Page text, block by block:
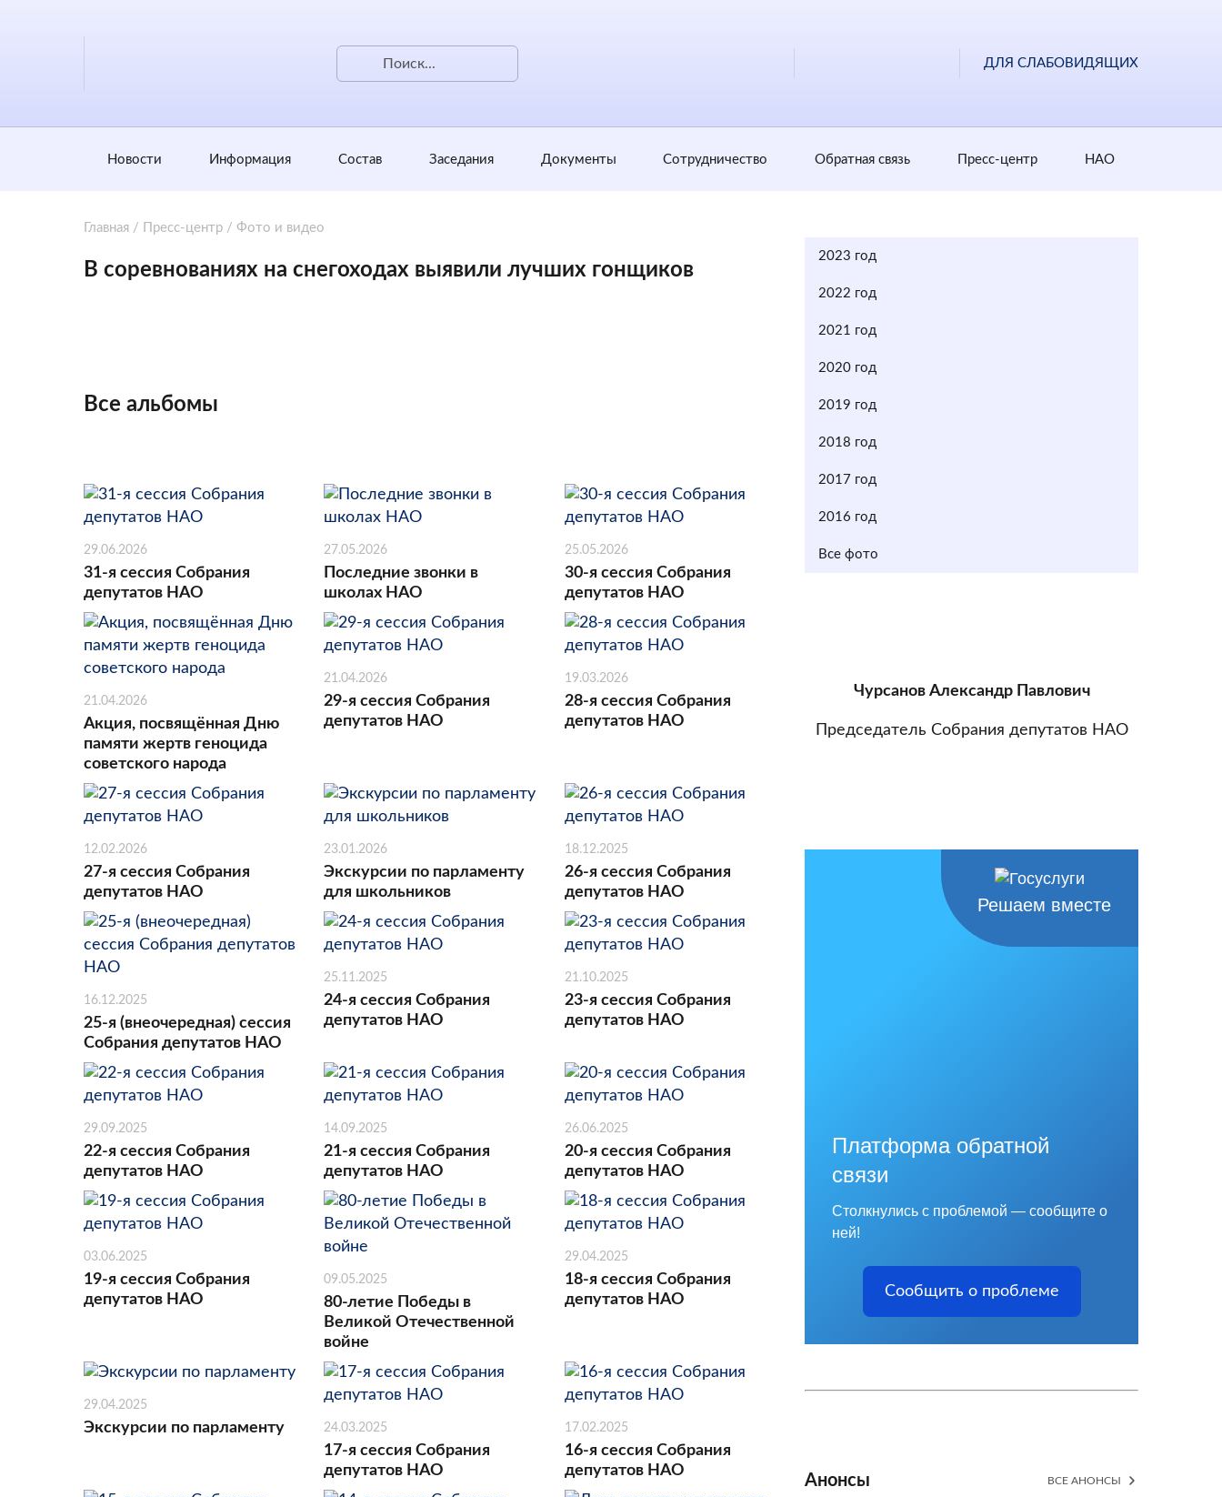
ДЛЯ СЛАБОВИДЯЩИХ
Новости Информация Состав Заседания Документы Сотрудничество Обратная cвязь Пресс-центр НАО
Главная / Пресс-центр / Фото и видео
В соревнованиях на снегоходах выявили лучших гонщиков
Все альбомы
29.06.2026
31-я сессия Собрания
депутатов НАО
27.05.2026
Последние звонки в
школах НАО
25.05.2026
30-я сессия Собрания
депутатов НАО
21.04.2026
Акция, посвящённая Дню
памяти жертв геноцида
советского народа
21.04.2026
29-я сессия Собрания
депутатов НАО
19.03.2026
28-я сессия Собрания
депутатов НАО
12.02.2026
27-я сессия Собрания
депутатов НАО
23.01.2026
Экскурсии по парламенту
для школьников
18.12.2025
26-я сессия Собрания
депутатов НАО
16.12.2025
25-я (внеочередная) сессия
Собрания депутатов НАО
25.11.2025
24-я сессия Собрания
депутатов НАО
21.10.2025
23-я сессия Собрания
депутатов НАО
29.09.2025
22-я сессия Собрания
депутатов НАО
14.09.2025
21-я сессия Собрания
депутатов НАО
26.06.2025
20-я сессия Собрания
депутатов НАО
03.06.2025
19-я сессия Собрания
депутатов НАО
09.05.2025
80-летие Победы в
Великой Отечественной
войне
29.04.2025
18-я сессия Собрания
депутатов НАО
29.04.2025
Экскурсии по парламенту 24.03.2025
17-я сессия Собрания
депутатов НАО
17.02.2025
16-я сессия Собрания
депутатов НАО
2023 год
2022 год
2021 год
2020 год
2019 год
2018 год
2017 год
2016 год
Все фото
Чурсанов Александр Павлович
Председатель Собрания депутатов НАО
Решаем вместе
Платформа обратной
связи
Столкнулись с проблемой — сообщите о
ней!
Сообщить о проблеме
Анонсы ВСЕ АНОНСЫ